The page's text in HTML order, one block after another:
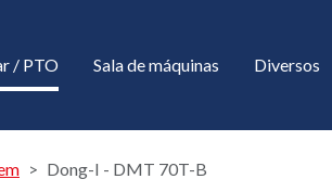
/ PTO Sala de máquinas Diversos
Dong-I - DMT 70T-B